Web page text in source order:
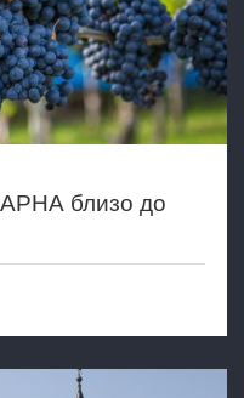
близо до